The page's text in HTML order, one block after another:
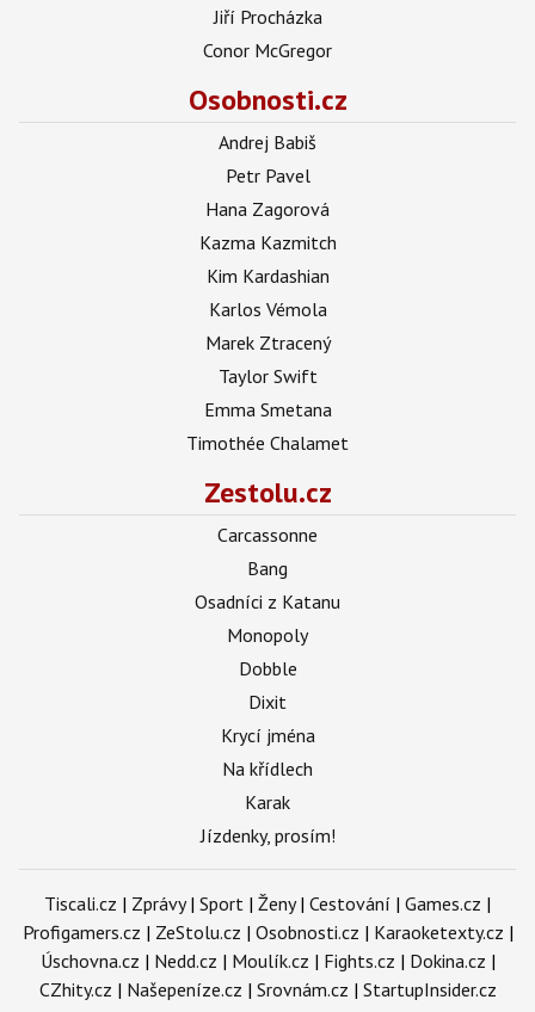
Jiří Procházka
Conor McGregor
Osobnosti.cz
Andrej Babiš
Petr Pavel
Hana Zagorová
Kazma Kazmitch
Kim Kardashian
Karlos Vémola
Marek Ztracený
Taylor Swift
Emma Smetana
Timothée Chalamet
Zestolu.cz
Carcassonne
Bang
Osadníci z Katanu
Monopoly
Dobble
Dixit
Krycí jména
Na křídlech
Karak
Jízdenky, prosím!
Tiscali.cz | Zprávy| Sport | Ženy| Cestování | Games.cz |
Profigamers.cz | ZeStolu.cz | Osobnosti.cz | Karaoketexty.cz |
Úschovna.cz | Nedd.cz | Moulík.cz | Fights.cz | Dokina.cz |
CZhity.cz | Našepeníze.cz | Srovnám.cz | StartupInsider.cz